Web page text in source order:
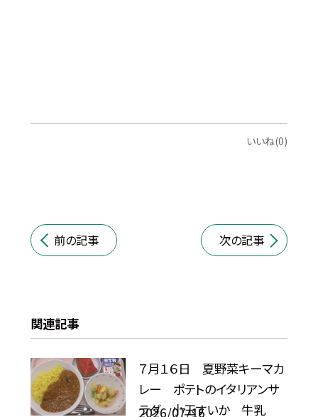
いいね(0)
前の記事 次の記事
関連記事
７月１６日 夏野菜キーマカ
レー ポテトのイタリアンサ
ラダ 小玉すいか 牛乳
2026/07/16